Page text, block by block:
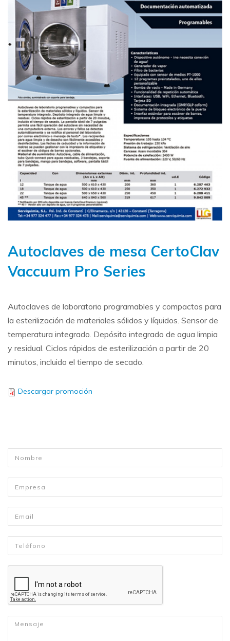
Autoclaves de mesa CertoClav
Vaccuum Pro Series
Autoclaves de laboratorio programables y compactos para
la esterilización de materiales sólidos y líquidos. Sensor de
temperatura integrado. Depósito integrado de agua limpia
y residual. Ciclos rápidos de esterilización a partir de 20
minutos, incluido el tiempo de secado.
Descargar promoción
Nombre
Empresa
Email *
Telefono
Mensaje*